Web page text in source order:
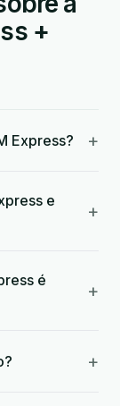
+
Express? +
e
+
é
+
+